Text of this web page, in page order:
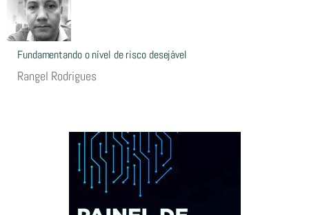
Fundamentando o nível de risco desejável
Rangel Rodrigues